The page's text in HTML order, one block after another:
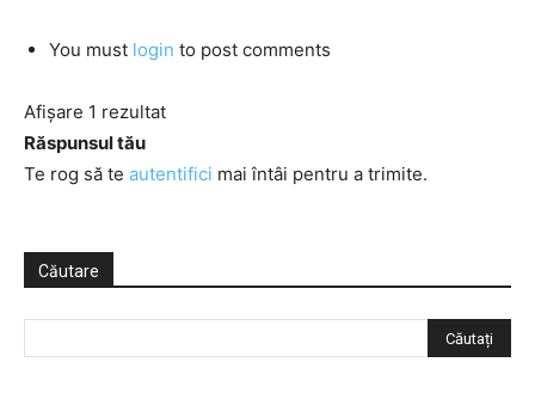
You must login to post comments
Afișare 1 rezultat
Răspunsul tău
Te rog să te autentifici mai întâi pentru a trimite.
Căutare